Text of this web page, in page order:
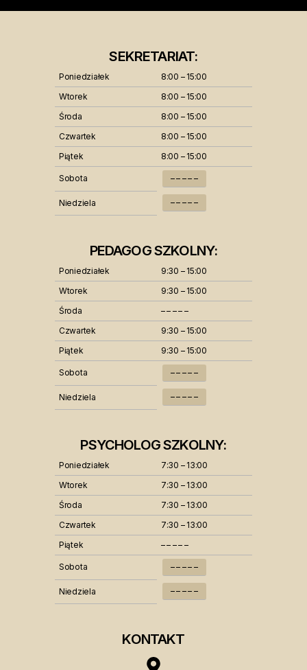
SEKRETARIAT:
Poniedziałek
8:00 – 15:00
Wtorek
8:00 – 15:00
Środa
8:00 – 15:00
Czwartek
8:00 – 15:00
Piątek
8:00 – 15:00
Sobota – – – – –
Niedziela – – – – –
PEDAGOG SZKOLNY:
Poniedziałek
9:30 – 15:00
Wtorek
9:30 – 15:00
Środa
– – – – –
Czwartek
9:30 – 15:00
Piątek
9:30 – 15:00
Sobota – – – – –
Niedziela – – – – –
PSYCHOLOG SZKOLNY:
Poniedziałek
7:30 – 13:00
Wtorek
7:30 – 13:00
Środa
7:30 – 13:00
Czwartek
7:30 – 13:00
Piątek
– – – – –
Sobota – – – – –
Niedziela – – – – –
KONTAKT